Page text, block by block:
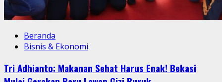
Beranda
Bisnis & Ekonomi
Tri Adhianto: Makanan Sehat Harus Enak! Bekasi